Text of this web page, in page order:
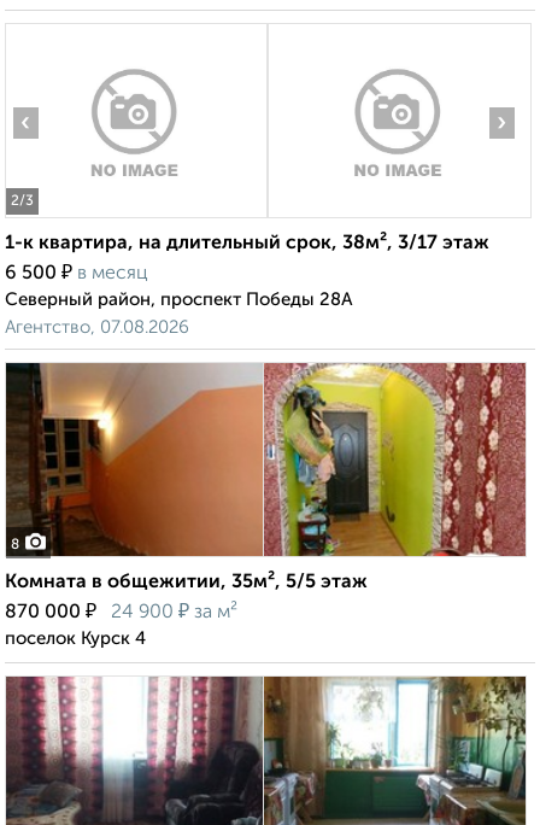
2/3
‹ ›
1-к квартира, на длительный срок, 38м², 3/17 этаж
6 500 ₽ в месяц
Северный район, проспект Победы 28А
Агентство, 07.08.2026
8
Комната в общежитии, 35м², 5/5 этаж
870 000 ₽ 24 900 ₽ за м²
поселок Курск 4